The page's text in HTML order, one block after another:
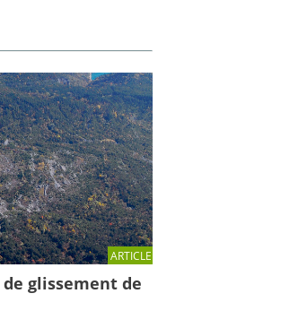
ARTICLE
glissement de